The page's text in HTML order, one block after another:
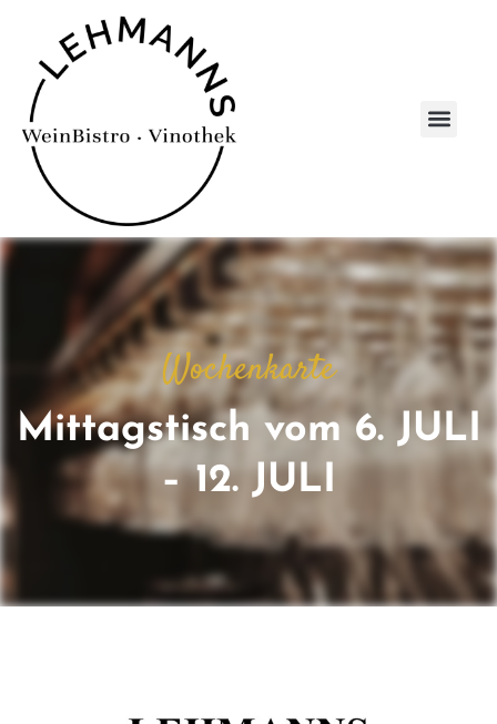
Wochenkarte
Mittagstisch vom 6. JULI
– 12. JULI